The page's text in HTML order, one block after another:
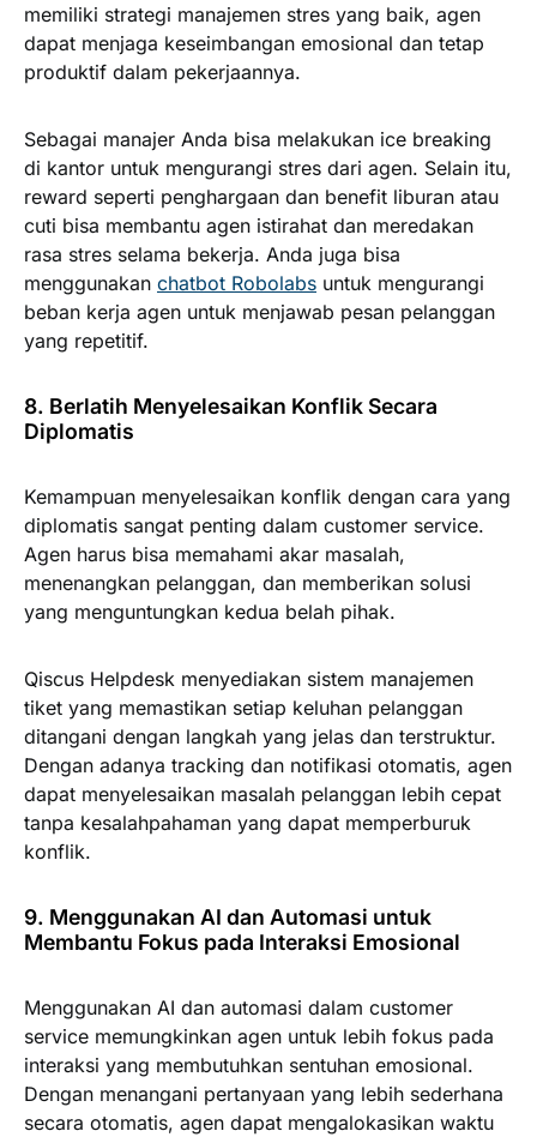
memiliki strategi manajemen stres yang baik, agen
dapat menjaga keseimbangan emosional dan tetap
produktif dalam pekerjaannya.
Sebagai manajer Anda bisa melakukan ice breaking
di kantor untuk mengurangi stres dari agen. Selain itu,
reward seperti penghargaan dan benefit liburan atau
cuti bisa membantu agen istirahat dan meredakan
rasa stres selama bekerja. Anda juga bisa
menggunakan chatbot Robolabs untuk mengurangi
beban kerja agen untuk menjawab pesan pelanggan
yang repetitif.
8. Berlatih Menyelesaikan Konflik Secara
Diplomatis
Kemampuan menyelesaikan konflik dengan cara yang
diplomatis sangat penting dalam customer service.
Agen harus bisa memahami akar masalah,
menenangkan pelanggan, dan memberikan solusi
yang menguntungkan kedua belah pihak.
Qiscus Helpdesk menyediakan sistem manajemen
tiket yang memastikan setiap keluhan pelanggan
ditangani dengan langkah yang jelas dan terstruktur.
Dengan adanya tracking dan notifikasi otomatis, agen
dapat menyelesaikan masalah pelanggan lebih cepat
tanpa kesalahpahaman yang dapat memperburuk
konflik.
9. Menggunakan AI dan Automasi untuk
Membantu Fokus pada Interaksi Emosional
Menggunakan AI dan automasi dalam customer
service memungkinkan agen untuk lebih fokus pada
interaksi yang membutuhkan sentuhan emosional.
Dengan menangani pertanyaan yang lebih sederhana
secara otomatis, agen dapat mengalokasikan waktu